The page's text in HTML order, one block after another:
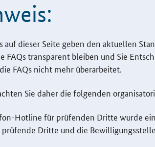
auf dieser Seite geben den aktuellen
FAQstransparent bleiben und Sie
FAQs nicht mehr überarbeitet.
Sie daher die folgenden
Hotline für prüfenden Dritte wurde
Dritte und die